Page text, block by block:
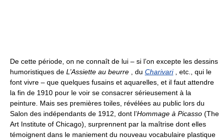
De cette période, on ne connaît de lui – si l’on excepte les dessins
humoristiques de L’Assiette au beurre , du Charivari, etc., qui le
font vivre – que quelques fusains et aquarelles, et il faut attendre
la fin de 1910 pour le voir se consacrer sérieusement à la
peinture. Mais ses premières toiles, révélées au public lors du
Salon des indépendants de 1912, dont l’Hommage à Picasso (The
Art Institute of Chicago), surprennent par la maîtrise dont elles
témoignent dans le maniement du nouveau vocabulaire plastique